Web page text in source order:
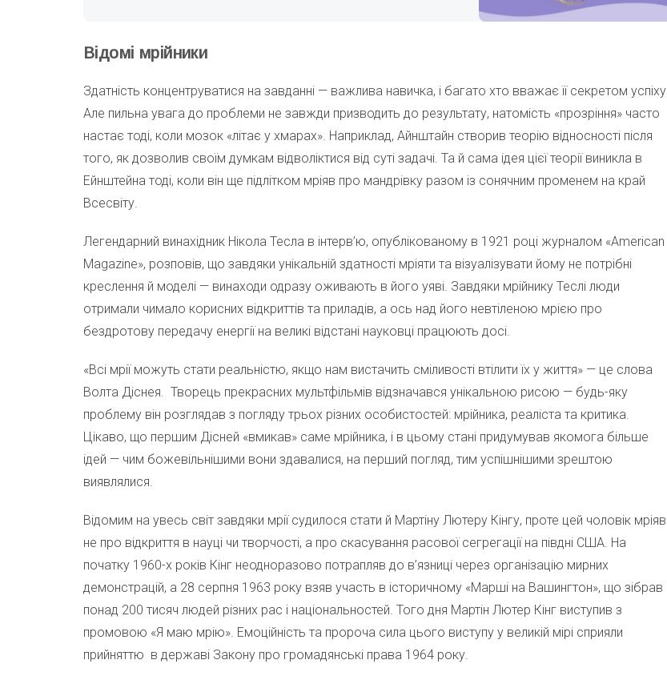
Відомі мрійники
Здатність концентруватися на завданні — важлива навичка, і багато хто вважає її секретом успіху.
Але пильна увага до проблеми не завжди призводить до результату, натомість «прозріння» часто
настає тоді, коли мозок «літає у хмарах». Наприклад, Айнштайн створив теорію відносності після
того, як дозволив своїм думкам відволіктися від суті задачі. Та й сама ідея цієї теорії виникла в
Ейнштейна тоді, коли він ще підлітком мріяв про мандрівку разом із сонячним променем на край
Всесвіту.
Легендарний винахідник Нікола Тесла в інтерв’ю, опублікованому в 1921 році журналом «American
Magazine», розповів, що завдяки унікальній здатності мріяти та візуалізувати йому не потрібні
креслення й моделі — винаходи одразу оживають в його уяві. Завдяки мрійнику Теслі люди
отримали чимало корисних відкриттів та приладів, а ось над його невтіленою мрією про
бездротову передачу енергії на великі відстані науковці працюють досі.
«Всі мрії можуть стати реальністю, якщо нам вистачить сміливості втілити їх у життя» — це слова
Волта Діснея. Творець прекрасних мультфільмів відзначався унікальною рисою — будь-яку
проблему він розглядав з погляду трьох різних особистостей: мрійника, реаліста та критика.
Цікаво, що першим Дісней «вмикав» саме мрійника, і в цьому стані придумував якомога більше
ідей — чим божевільнішими вони здавалися, на перший погляд, тим успішнішими зрештою
виявлялися.
Відомим на увесь світ завдяки мрії судилося стати й Мартіну Лютеру Кінгу, проте цей чоловік мріяв
не про відкриття в науці чи творчості, а про скасування расової сегрегації на півдні США. На
початку 1960-х років Кінг неодноразово потрапляв до в’язниці через організацію мирних
демонстрацій, а 28 серпня 1963 року взяв участь в історичному «Марші на Вашингтон», що зібрав
понад 200 тисяч людей різних рас і національностей. Того дня Мартін Лютер Кінг виступив з
промовою «Я маю мрію». Емоційність та пророча сила цього виступу у великій мірі сприяли
прийняттю в державі Закону про громадянські права 1964 року.